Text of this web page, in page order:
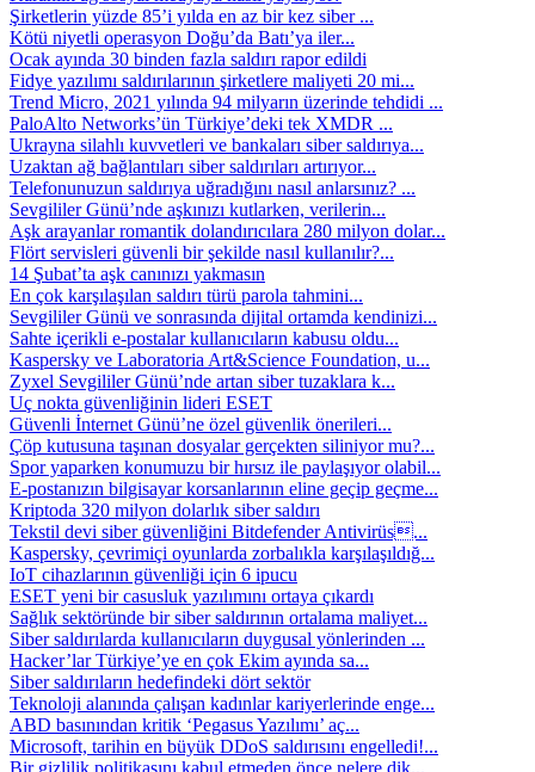
Şirketlerin yüzde 85’i yılda en az bir kez siber ...
Kötü niyetli operasyon Doğu’da Batı’ya iler...
Ocak ayında 30 binden fazla saldırı rapor edildi
Fidye yazılımı saldırılarının şirketlere maliyeti 20 mi...
Trend Micro, 2021 yılında 94 milyarın üzerinde tehdidi ...
PaloAlto Networks’ün Türkiye’deki tek XMDR ...
Ukrayna silahlı kuvvetleri ve bankaları siber saldırıya...
Uzaktan ağ bağlantıları siber saldırıları artırıyor...
Telefonunuzun saldırıya uğradığını nasıl anlarsınız? ...
Sevgililer Günü’nde aşkınızı kutlarken, verilerin...
Aşk arayanlar romantik dolandırıcılara 280 milyon dolar...
Flört servisleri güvenli bir şekilde nasıl kullanılır?...
14 Şubat’ta aşk canınızı yakmasın
En çok karşılaşılan saldırı türü parola tahmini...
Sevgililer Günü ve sonrasında dijital ortamda kendinizi...
Sahte içerikli e-postalar kullanıcıların kabusu oldu...
Kaspersky ve Laboratoria Art&Science Foundation, u...
Zyxel Sevgililer Günü’nde artan siber tuzaklara k...
Uç nokta güvenliğinin lideri ESET
Güvenli İnternet Günü’ne özel güvenlik önerileri...
Çöp kutusuna taşınan dosyalar gerçekten siliniyor mu?...
Spor yaparken konumuzu bir hırsız ile paylaşıyor olabil...
E-postanızın bilgisayar korsanlarının eline geçip geçme...
Kriptoda 320 milyon dolarlık siber saldırı
Tekstil devi siber güvenliğini Bitdefender Antivirüs...
Kaspersky, çevrimiçi oyunlarda zorbalıkla karşılaşıldığ...
IoT cihazlarının güvenliği için 6 ipucu
ESET yeni bir casusluk yazılımını ortaya çıkardı
Sağlık sektöründe bir siber saldırının ortalama maliyet...
Siber saldırılarda kullanıcıların duygusal yönlerinden ...
Hacker’lar Türkiye’ye en çok Ekim ayında sa...
Siber saldırıların hedefindeki dört sektör
Teknoloji alanında çalışan kadınlar kariyerlerinde enge...
ABD basınından kritik ‘Pegasus Yazılımı’ aç...
Microsoft, tarihin en büyük DDoS saldırısını engelledi!...
Bir gizlilik politikasını kabul etmeden önce nelere dik...